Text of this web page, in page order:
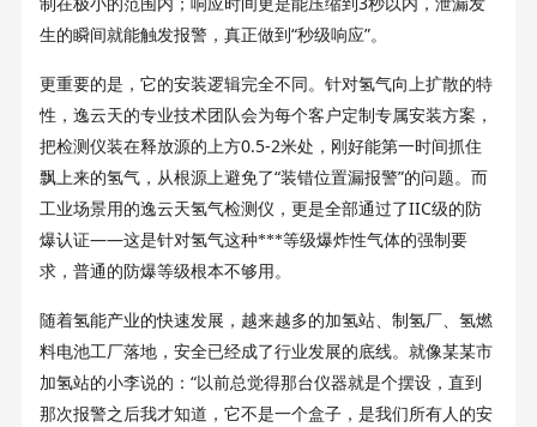
制在极小的范围内；响应时间更是能压缩到
秒以内，泄漏发
生的瞬间就能触发报警，真正做到 “秒级响应”。
更重要的是，它的安装逻辑完全不同。针对氢气向上扩散的特
性，逸云天的专业技术团队会为每个客户定制专属安装方案，
把检测仪装在释放源的上方0.5-2米处，刚好能第一时间抓住
飘上来的氢气，从根源上避免了“装错位置漏报警”的问题。而
工业场景用的逸云天氢气检测仪，更是全部通过了IIC级的防
爆认证——这是针对氢气这种***等级爆炸性气体的强制要
求，普通的防爆等级根本不够用。
随着氢能产业的快速发展，越来越多的加氢站、制氢厂、氢燃
料电池工厂落地，安全已经成了行业发展的底线。就像某某市
加氢站的小李说的： “以前总觉得那台仪器就是个摆设，直到
那次报警之后我才知道，它不是一个盒子，是我们所有人的安